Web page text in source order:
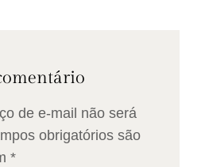
de e-mail não será
obrigatórios são
*